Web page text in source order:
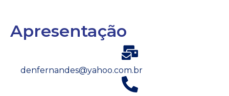
Apresentação
denfernandes@yahoo.com.br